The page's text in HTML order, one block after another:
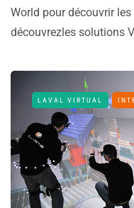
World pour découvrir
découvrezles solutions
LAVAL VIRTUAL